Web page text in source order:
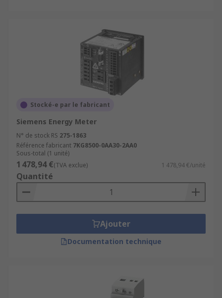
Stocké-e par le fabricant
Siemens Energy Meter
N° de stock RS 275-1863
Référence fabricant 7KG8500-0AA30-2AA0
Sous-total (1 unité)
1 478,94 €(TVA exclue) 1 478,94 €/unité
Quantité
Ajouter
Documentation technique